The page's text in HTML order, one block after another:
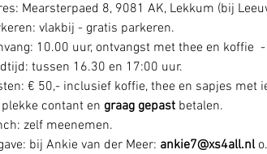
Mearsterpaed 8, 9081 AK, Lekkum (bij
vlakbij - gratis parkeren.
10.00 uur, ontvangst met thee en koffie
tussen 16.30 en 17:00 uur.
€ 50,- inclusief koffie, thee en sapjes met
plekke contant en graag gepast betalen.
zelf meenemen.
bij Ankie van der Meer: ankie7@xs4all.nl